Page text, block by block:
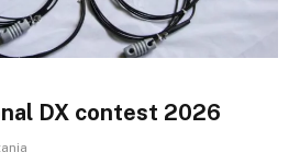
DX contest 2026